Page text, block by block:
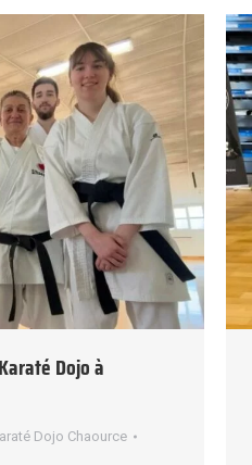
Dojo à
Dojo Chaource